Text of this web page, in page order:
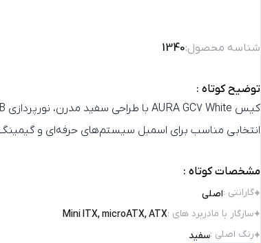
شناسه محصول:1340
توضیح کوتاه :
انتخابی مناسب برای اسمبل سیستم‌های حرفه‌ای و
مشخصات کوتاه :
گارانتی :اصلی
سازگار با مادربرد های :
Mini ITX, microATX, ATX
رنگ اصلی :سفید